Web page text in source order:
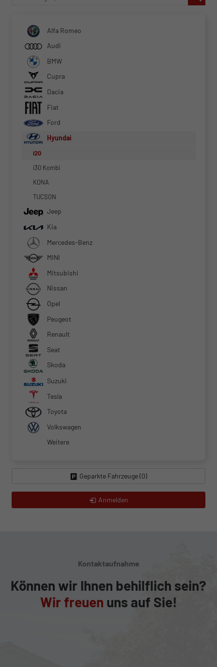
Alfa Romeo
Audi
BMW
Cupra
Dacia
Fiat
Ford
Hyundai
i20
i30 Kombi
KONA
TUCSON
Jeep
Kia
Mercedes-Benz
MINI
Mitsubishi
Nissan
Opel
Peugeot
Renault
Seat
Skoda
Suzuki
Tesla
Toyota
Volkswagen
Weitere
Geparkte Fahrzeuge (0)
Anmelden
Kontaktaufnahme
Können wir Ihnen behilflich sein?
Wir freuen uns auf Sie!